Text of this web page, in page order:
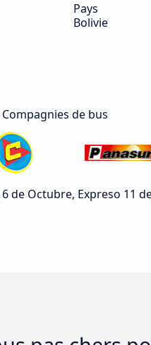
Pays
Bolivie
de bus
de Octubre, Expreso 11